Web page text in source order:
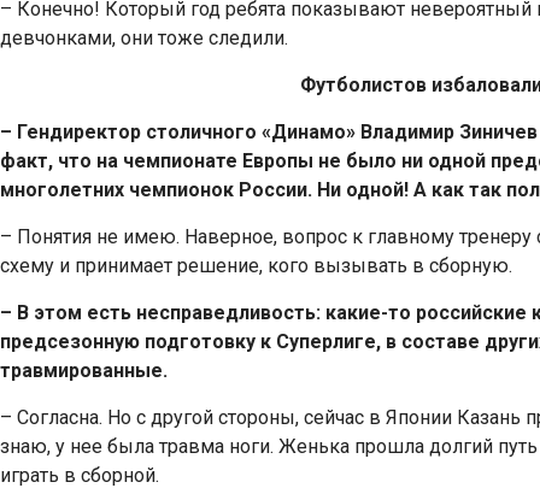
– Конечно! Который год ребята показывают невероятный
девчонками, они тоже следили.
Футболистов
– Гендиректор столичного «Динамо» Владимир
факт, что на чемпионате Европы не было ни одной
многолетних чемпионок России. Ни одной! А как так
– Понятия не имею. Наверное, вопрос к главному тренеру
схему и принимает решение, кого вызывать в сборную.
– В этом есть несправедливость: какие-то
предсезонную подготовку к Суперлиге, в составе
травмированные.
– Согласна. Но с другой стороны, сейчас в Японии Казань
знаю, у нее была травма ноги. Женька прошла долгий
играть в сборной.